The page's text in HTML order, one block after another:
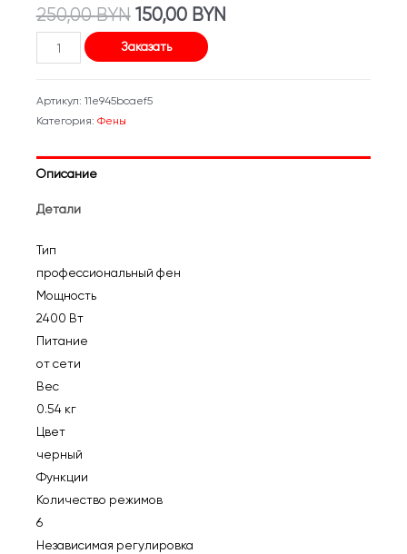
250,00BYN Первоначальная
цена
150,00 BYNТекущая
Количество
товара
BaByliss
Caruso
Ionic
BAB6510IRE
Заказать
Артикул: 11e945bcaef5
Категория: Фены
Описание
Детали
Тип
профессиональный фен
Мощность
2400 Вт
Питание
от сети
Вес
0.54 кг
Цвет
черный
Функции
Количество режимов
6
Независимая регулировка